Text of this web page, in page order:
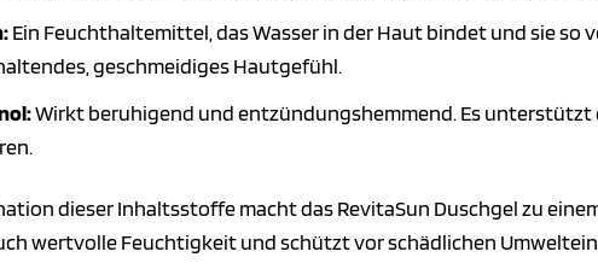
Ein Feuchthaltemittel, das Wasser in der Haut bindet und sie so
geschmeidiges Hautgefühl.
Wirkt beruhigend und entzündungshemmend. Es
dieser Inhaltsstoffe macht das RevitaSun Duschgel zu
wertvolle Feuchtigkeit und schützt vor schädlichen